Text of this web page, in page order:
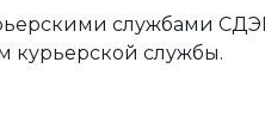
службами
курьерской службы.